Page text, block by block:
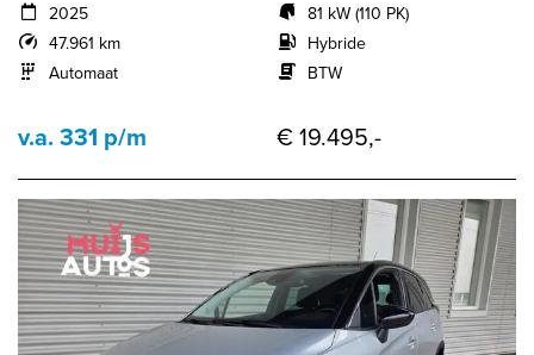
2025
47.961 km
Automaat
81 kW (110 PK)
Hybride
BTW
v.a. 331 p/m € 19.495,-